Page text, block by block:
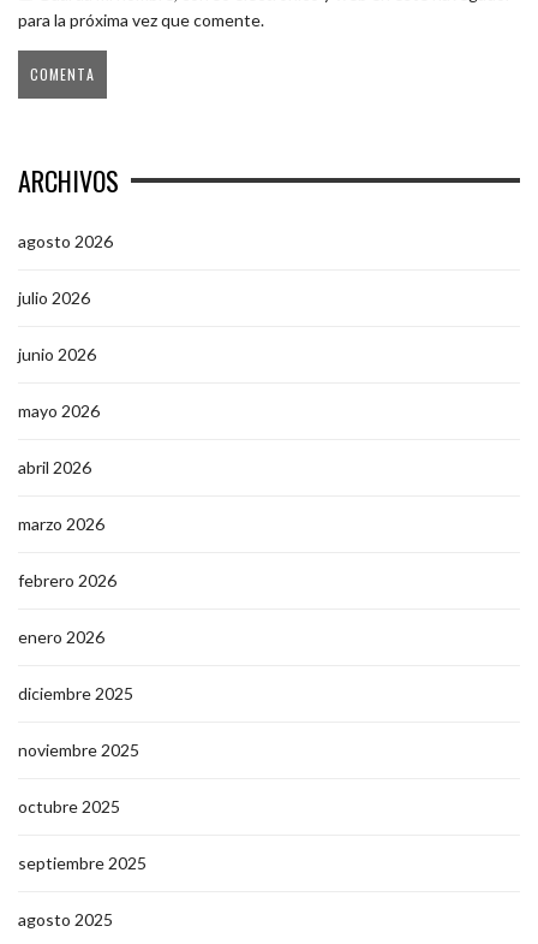
para la próxima vez que comente.
ARCHIVOS
agosto 2026
julio 2026
junio 2026
mayo 2026
abril 2026
marzo 2026
febrero 2026
enero 2026
diciembre 2025
noviembre 2025
octubre 2025
septiembre 2025
agosto 2025